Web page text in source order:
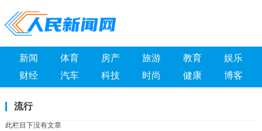
新闻 体育 房产 旅游 教育
娱乐
财经
汽车 科技 时尚 健康 博客
流行
此栏目下没有文章